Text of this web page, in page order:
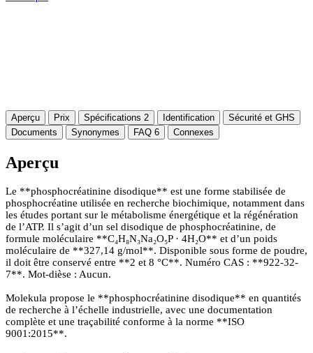
Aperçu Prix Spécifications 2 Identification
Sécurité et GHS
Documents
Synonymes FAQ 6 Connexes
Aperçu
Le **phosphocréatinine disodique** est une forme stabilisée de
phosphocréatine utilisée en recherche biochimique, notamment dans
les études portant sur le métabolisme énergétique et la régénération
de l’ATP. Il s’agit d’un sel disodique de phosphocréatinine, de
formule moléculaire **C₄H₈N₃Na₂O₅P · 4H₂O** et d’un poids
moléculaire de **327,14 g/mol**. Disponible sous forme de poudre,
il doit être conservé entre **2 et 8 °C**. Numéro CAS : **922-32-
7**. Mot-dièse : Aucun.
Molekula propose le **phosphocréatinine disodique** en quantités
de recherche à l’échelle industrielle, avec une documentation
complète et une traçabilité conforme à la norme **ISO
9001:2015**.